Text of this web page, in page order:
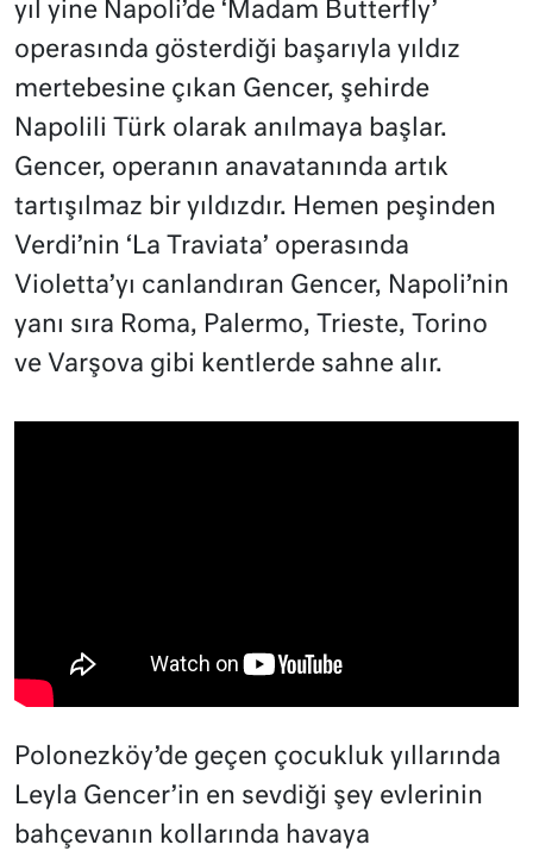
yıl yine Napoli’de ‘Madam Butterfly’
operasında gösterdiği başarıyla yıldız
mertebesine çıkan Gencer, şehirde
Napolili Türk olarak anılmaya başlar.
Gencer, operanın anavatanında artık
tartışılmaz bir yıldızdır. Hemen peşinden
Verdi’nin ‘La Traviata’ operasında
Violetta’yı canlandıran Gencer, Napoli’nin
yanı sıra Roma, Palermo, Trieste, Torino
ve Varşova gibi kentlerde sahne alır.
Polonezköy’de geçen çocukluk yıllarında
Leyla Gencer’in en sevdiği şey evlerinin
bahçevanın kollarında havaya